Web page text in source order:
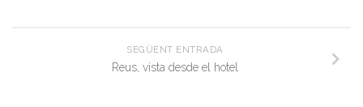
SEGÜENT ENTRADA
Reus, vista desde el hotel